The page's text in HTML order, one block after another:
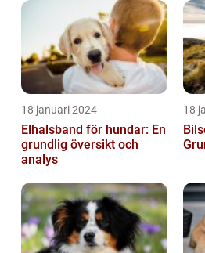
18 januari 2024
Elhalsband för hundar: En
grundlig översikt och
analys
18